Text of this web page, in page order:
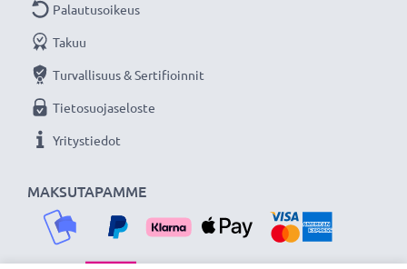
MAKSUTAPAMME
Palautusoikeus
Takuu
Turvallisuus & Sertifioinnit
Tietosuojaseloste
Yritystiedot